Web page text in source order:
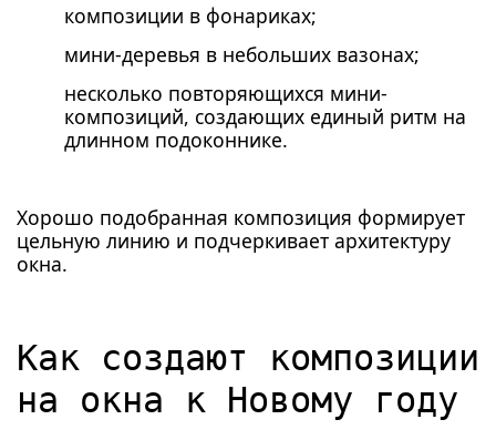
композиции в фонариках;
мини-деревья в небольших вазонах;
несколько повторяющихся мини-
композиций, создающих единый ритм на
длинном подоконнике.
Хорошо подобранная композиция формирует
цельную линию и подчеркивает архитектуру
окна.
Как создают композиции
на окна к Новому году